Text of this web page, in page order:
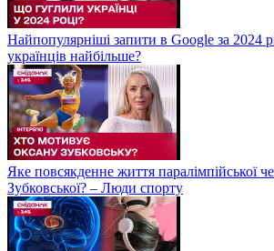
Найпопулярніші запити в Google за 2024
українців найбільше?
Яке повсякденне життя паралімпійської
Зубковської? – Люди спорту